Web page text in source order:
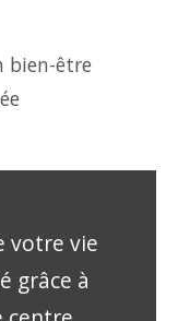
bien-être
votre vie
grâce à